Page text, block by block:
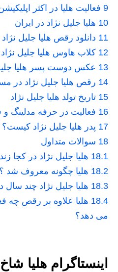
9 فعالیت هلیا در اکثر
10 هلیا جلیل نژاد در ایران
11 دانلود رقص هلیا جلیل نژاد
12 کلاب هاوس هلیا جلیل نژاد
13 عکس دوست پسر هلیا
14 رقص هلیا جلیل نژاد در
15 تاریخ تولد هلیا جلیل نژاد
16 فعالیت در حرفه مدلینگ و
17 پدر هلیا جلیل نژاد کیست؟
18 سوالات متداول
18.1 هلیا جلیل نژاد در کجا
18.2 هلیا چگونه معروف شد ؟
18.3 هلیا جلیل نژاد چند سال
18.4 هلیا علاوه بر رقص چه
می دهد؟
اینستاگرام هلیا